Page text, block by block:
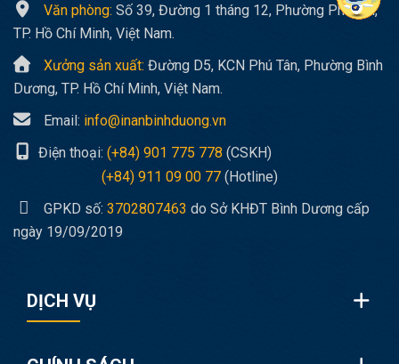
Văn phòng: Số 39, Đường 1 tháng 12, Phường Phú Lợi,
TP. Hồ Chí Minh, Việt Nam.
Xưởng sản xuất: Đường D5, KCN Phú Tân, Phường Bình
Dương, TP. Hồ Chí Minh, Việt Nam.
Email: info@inanbinhduong.vn
Điện thoại: (+84) 901 775 778 (CSKH)
(+84) 911 09 00 77 (Hotline)
GPKD số: 3702807463 do Sở KHĐT Bình Dương cấp
ngày 19/09/2019
DỊCH VỤ